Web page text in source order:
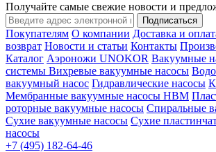
Получайте самые свежие новости и
Подписаться
Покупателям О компании Доставка и
возврат Новости и статьи Контакты
Каталог Аэроножи UNOKOR Вакуумные
системы Вихревые вакуумные насосы
вакуумный насос Гидравлические насосы
Мембранные вакуумные насосы НВМ
роторные вакуумные насосы Спиральные
Сухие вакуумные насосы Сухие
насосы
+7 (495) 182-64-46